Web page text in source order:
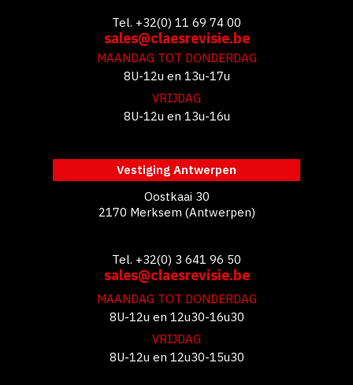
Tel. +32(0) 11 69 74 00
sales@claesrevisie.be
MAANDAG TOT DONDERDAG
8U-12u en 13u-17u
VRIJDAG
8U-12u en 13u-16u
Vestiging Antwerpen
Oostkaai 30
2170 Merksem (Antwerpen)
Tel. +32(0) 3 641 96 50
sales@claesrevisie.be
MAANDAG TOT DONDERDAG
8U-12u en 12u30-16u30
VRIJDAG
8U-12u en 12u30-15u30